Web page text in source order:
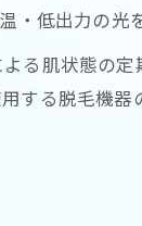
低出力の
る肌状態の
する脱毛機